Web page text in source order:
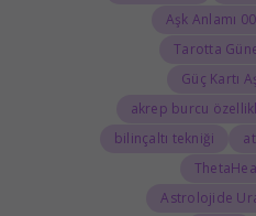
000 Aşk
Tarotta
Güç Kartı
akrep burcu
bilinçaltı tekniği
Astrolojide